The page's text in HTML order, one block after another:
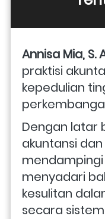
Annisa Mia, S.
praktisi
kepedulian
Dengan latar
akuntansi
mendampingi
menyadari
kesulitan
secara